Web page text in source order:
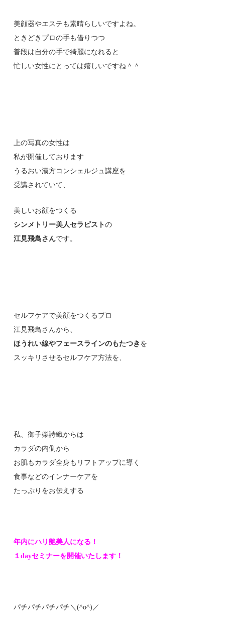
美顔器やエステも素晴らしいですよね。
ときどきプロの手も借りつつ
普段は自分の手で綺麗になれると
忙しい女性にとっては嬉しいですね＾＾
上の写真の女性は
私が開催しております
うるおい漢方コンシェルジュ講座を
受講されていて、
美しいお顔をつくる
シンメトリー美人セラピストの
江見飛鳥さんです。
セルフケアで美顔をつくるプロ
江見飛鳥さんから、
ほうれい線やフェースラインのもたつき を
スッキリさせるセルフケア方法を、
私、御子柴詩織からは
カラダの内側から
お肌もカラダ全身もリフトアップに導く
食事などのインナーケアを
たっぷりをお伝えする
年内にハリ艶美人になる！
１dayセミナーを開催いたします！
パチパチパチパチ＼(^o^)／